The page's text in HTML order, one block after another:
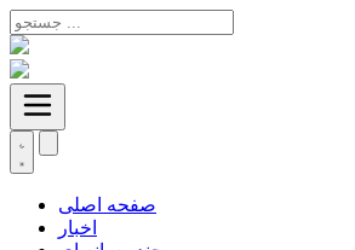
صفحه اصلی
اخبار